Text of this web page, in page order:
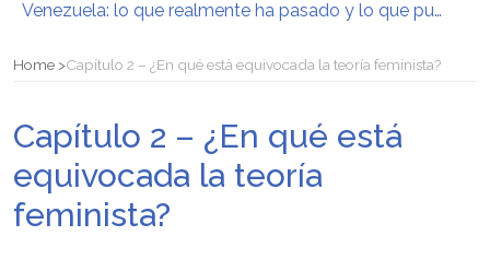
Venezuela: lo que realmente ha pasado y lo que puede venir
El mito de la hoz y el martillo
Postura oportunista trotskista
Home Capítulo 2 – ¿En qué está equivocada la teoría feminista?
Capítulo 2 – ¿En qué está
equivocada la teoría
feminista?